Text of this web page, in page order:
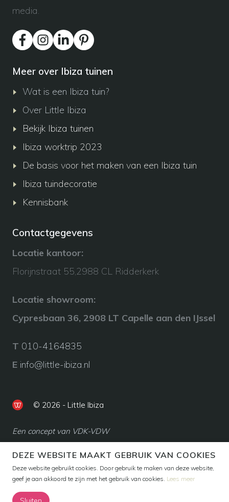
media.
Meer over Ibiza tuinen
Wat is een Ibiza tuin?
Over Little Ibiza
Bekijk Ibiza tuinen
Ibiza worktrip 2023
De basis voor het maken van een Ibiza tuin
Ibiza tuindecoratie
Kennisbank
Contactgegevens
Locatie kantoor:
Florijnstraat 55,2988 CL Ridderkerk
Locatie showroom:
Cypresbaan 36, 2908 LT Capelle aan den IJssel
T 010-4164835
E info@little-ibiza.nl
© 2026 - Little Ibiza
Een concept van VDK-VDW
DEZE WEBSITE MAAKT GEBRUIK VAN COOKIES
Deze website gebruikt cookies. Door gebruik te maken van deze website,
geef je aan akkoord te zijn met het gebruik van cookies. Lees meer